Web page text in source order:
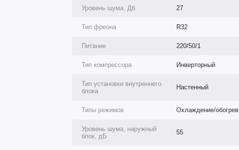
Уровень шума, Дб 27
Тип фреона R32
Питание 220/50/1
Тип компрессора Инверторный
Тип установки внутреннего
блока
Настенный
Типы режимов Охлаждение/обогрев
Уровень шума, наружный
блок, дБ
55